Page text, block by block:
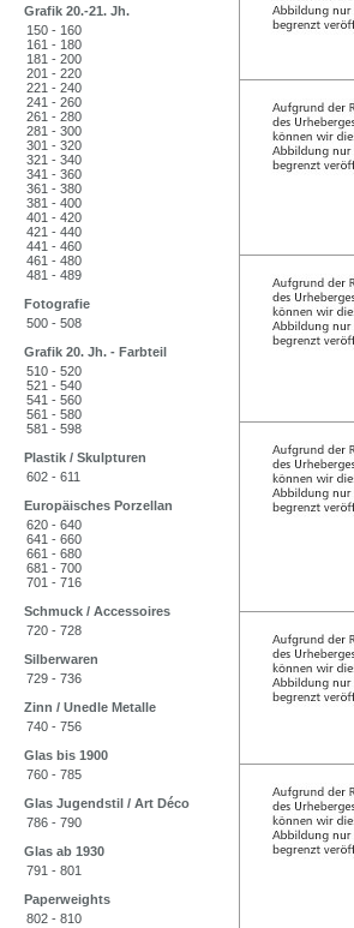
Grafik 20.-21. Jh.
150 - 160
161 - 180
181 - 200
201 - 220
221 - 240
241 - 260
261 - 280
281 - 300
301 - 320
321 - 340
341 - 360
361 - 380
381 - 400
401 - 420
421 - 440
441 - 460
461 - 480
481 - 489
Fotografie
500 - 508
Grafik 20. Jh. - Farbteil
510 - 520
521 - 540
541 - 560
561 - 580
581 - 598
Plastik / Skulpturen
602 - 611
Europäisches Porzellan
620 - 640
641 - 660
661 - 680
681 - 700
701 - 716
Schmuck / Accessoires
720 - 728
Silberwaren
729 - 736
Zinn / Unedle Metalle
740 - 756
Glas bis 1900
760 - 785
Glas Jugendstil / Art Déco
786 - 790
Glas ab 1930
791 - 801
Paperweights
802 - 810